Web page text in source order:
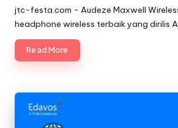
by
jtc-festa.com - Audeze Maxwell
headphone wireless terbaik yang dirilis
Read More